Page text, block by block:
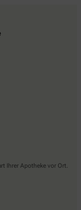
Ihrer Apotheke vor Ort.